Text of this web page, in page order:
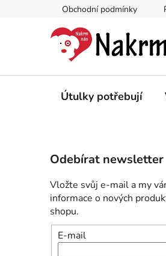
Obchodní podmínky
Útulky potřebují
o
s
t
r
a
Odebírat newsletter
Vložte svůj e-mail a my
informace o nových
shopu.
E-mail